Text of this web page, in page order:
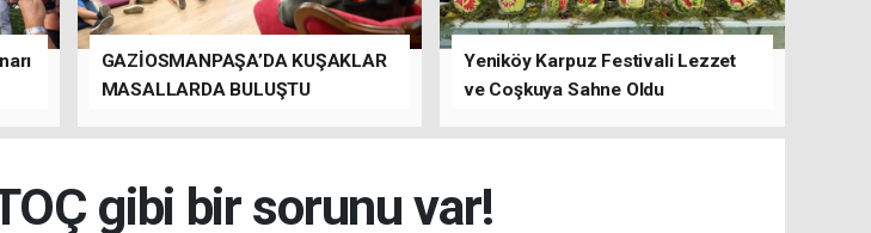
GAZİOSMANPAŞA’DA KUŞAKLAR
MASALLARDA BULUŞTU
Yeniköy Karpuz Festivali Lezzet
ve Coşkuya Sahne Oldu
gibi bir sorunu var!